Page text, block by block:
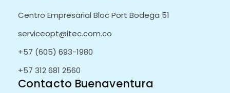
Centro Empresarial Bloc Port Bodega 51
serviceopt@itec.com.co
+57 (605) 693-1980
+57 312 681 2560
Contacto Buenaventura